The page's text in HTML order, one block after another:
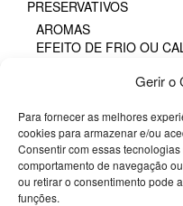
Gerir o
Para fornecer as melhores
cookies para armazenar e/ou
Consentir com essas
comportamento de navegação
ou retirar o consentimento pode
funções.
PRESERVATIVOS
AROMAS
EFEITO DE FRIO OU
PROTEÇÃO SEXUAL
SEM LÁTEX
TODOS OS TAMANHOS
TODOS OS TAMANHOS
SM & BONDAGE